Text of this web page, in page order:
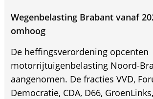
Wegenbelasting Brabant vanaf
omhoog
De heffingsverordening opcenten
motorrijtuigenbelasting Noord-
aangenomen. De fracties VVD,
Democratie, CDA, D66,